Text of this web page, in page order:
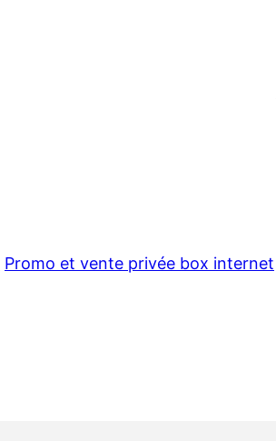
Promo et vente privée box internet